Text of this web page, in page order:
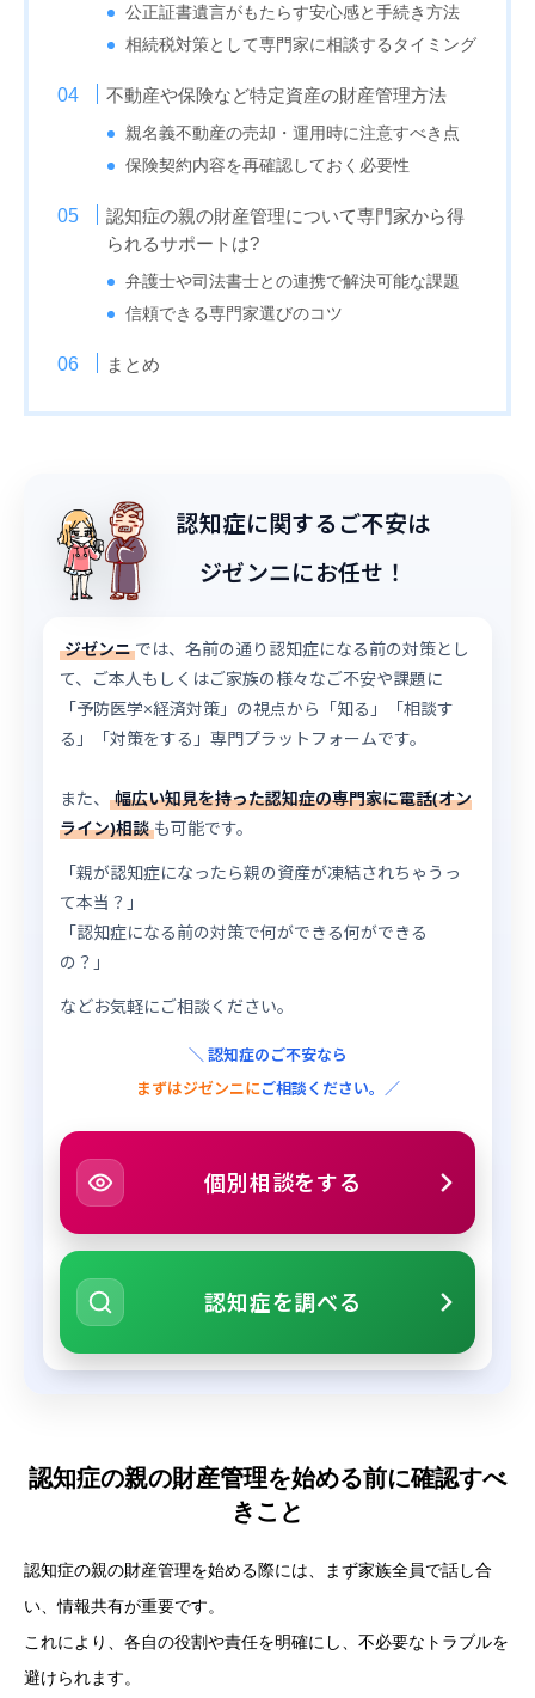
公正証書遺言がもたらす安心感と手続き方法
相続税対策として専門家に相談するタイミング
不動産や保険など特定資産の財産管理方法
親名義不動産の売却・運用時に注意すべき点
保険契約内容を再確認しておく必要性
認知症の親の財産管理について専門家から得
られるサポートは?
弁護士や司法書士との連携で解決可能な課題
信頼できる専門家選びのコツ
まとめ
認知症に関するご不安は
ジゼンニにお任せ！
ジゼンニ では、名前の通り認知症になる前の対策とし
て、ご本人もしくはご家族の様々なご不安や課題に
「予防医学×経済対策」の視点から「知る」「相談す
る」「対策をする」専門プラットフォームです。
また、
幅広い知見を持った認知症の専門家に電話(オン
ライン)相談も可能です。
「親が認知症になったら親の資産が凍結されちゃうっ
て本当？」
「認知症になる前の対策で何ができる何ができる
の？」
などお気軽にご相談ください。
＼ 認知症のご不安なら
まずはジゼンニにご相談ください。／
個別相談をする
認知症を調べる
認知症の親の財産管理を始める前に確認すべ
きこと
認知症の親の財産管理を始める際には、まず家族全員で話し合
い、情報共有が重要です。
これにより、各自の役割や責任を明確にし、不必要なトラブルを
避けられます。